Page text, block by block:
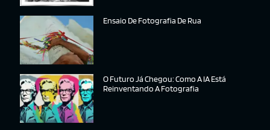
Ensaio De Fotografia De Rua
O Futuro Já Chegou: Como A IA Está
Reinventando A Fotografia